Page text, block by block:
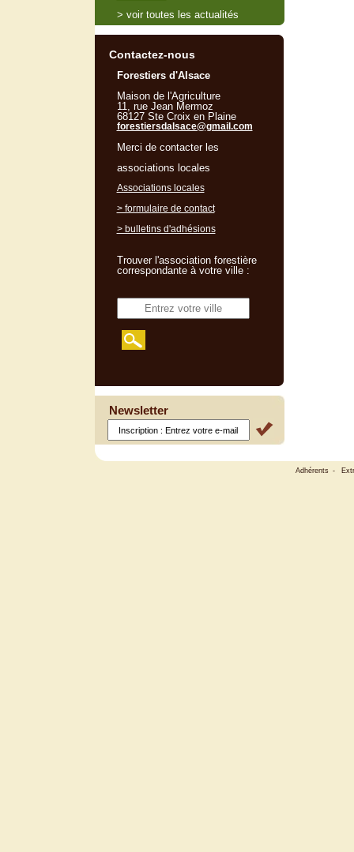
> voir toutes les actualités
Contactez-nous
Forestiers d'Alsace
Maison de l'Agriculture
11, rue Jean Mermoz
68127 Ste Croix en Plaine
forestiersdalsace@gmail.com
Merci de contacter les
associations locales
Associations locales
> formulaire de contact
> bulletins d'adhésions
Trouver l'association forestière
correspondante à votre ville :
Newsletter
Adhérents -